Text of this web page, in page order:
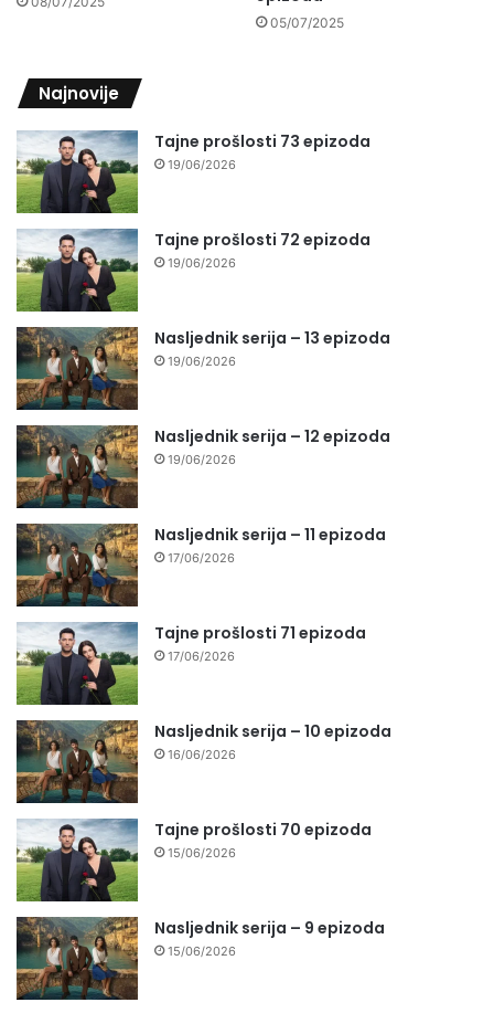
05/07/2025
Najnovije
Tajne prošlosti 73 epizoda
19/06/2026
Tajne prošlosti 72 epizoda
19/06/2026
Nasljednik serija – 13 epizoda
19/06/2026
Nasljednik serija – 12 epizoda
19/06/2026
Nasljednik serija – 11 epizoda
17/06/2026
Tajne prošlosti 71 epizoda
17/06/2026
Nasljednik serija – 10 epizoda
16/06/2026
Tajne prošlosti 70 epizoda
15/06/2026
Nasljednik serija – 9 epizoda
15/06/2026